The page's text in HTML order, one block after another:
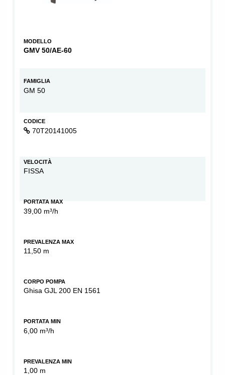
MODELLO
GMV 50/AE-60
FAMIGLIA
GM 50
CODICE
70T20141005
VELOCITÀ
FISSA
PORTATA MAX
39,00 m³/h
PREVALENZA MAX
11,50 m
CORPO POMPA
Ghisa GJL 200 EN 1561
PORTATA MIN
6,00 m³/h
PREVALENZA MIN
1,00 m